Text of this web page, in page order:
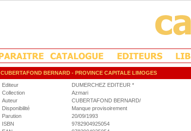
CUBERTAFOND BERNARD - PROVINCE CAPITALE LIMOGES
Editeur
DUMERCHEZ EDITEUR *
Collection
Azmari
Auteur
CUBERTAFOND BERNARD/
Disponibilité
Manque provisoirement
Parution
20/09/1993
ISBN
9782904925054